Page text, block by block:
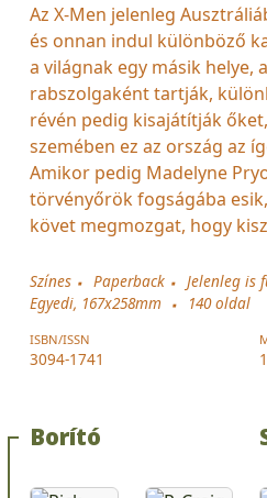
Az X-Men jelenleg
és onnan indul különböző
a világnak egy másik helye,
rabszolgaként tartják,
révén pedig kisajátítják
szemében ez az ország az
Amikor pedig Madelyne
törvényőrök fogságába
követ megmozgat, hogy
Színes Paperback Jelenleg is
Egyedi, 167x258mm
140oldal
ISBN/ISSN
3094-1741
Borító